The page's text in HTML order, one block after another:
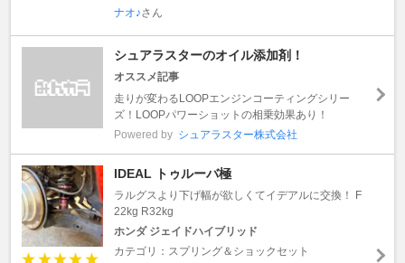
ナオ♪さん
シュアラスターのオイル添加剤！
オススメ記事
走りが変わるLOOPエンジンコーティングシリー
ズ！LOOPパワーショットの相乗効果あり！
Powered by シュアラスター株式会社
IDEAL トゥルーバ極
ラルグスより下げ幅が欲しくてイデアルに交換！ F
22kg R32kg
ホンダ ジェイドハイブリッド
カテゴリ：スプリング＆ショックセット